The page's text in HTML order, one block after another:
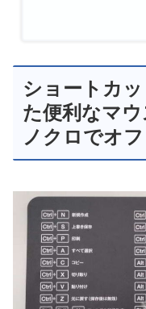
ショートカ
た便利なマ
ノクロでオ